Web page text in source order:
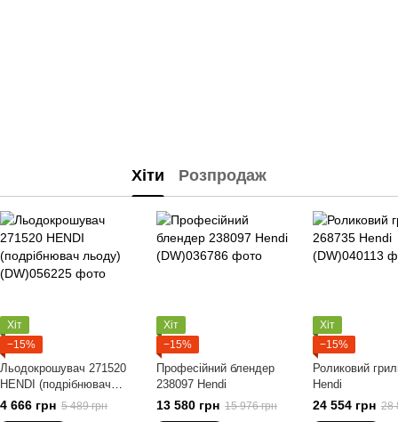
Хіти Розпродаж
Хіт
−15%
Льодокрошувач 271520
HENDI (подрібнювач
льоду)
4 666 грн 5 489 грн
Хіт
−15%
Професійний блендер
238097 Hendi
13 580 грн 15 976 грн
Хіт
−15%
Роликовий
Hendi
24 554 грн 28